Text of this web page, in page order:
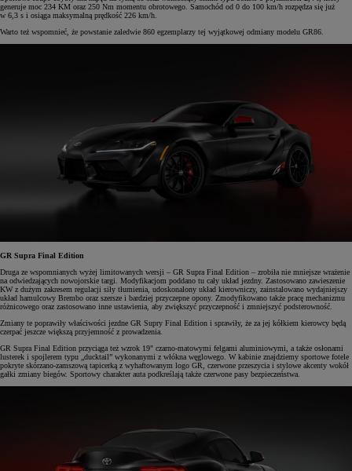
generuje moc 234 KM oraz 250 Nm momentu obrotowego. Samochód od 0 do 100 km/h rozpędza się już
w 6,3 s i osiąga maksymalną prędkość 226 km/h.
Warto też wspomnieć, że powstanie zaledwie 860 egzemplarzy tej wyjątkowej odmiany modelu GR86.
GR Supra Final Edition
Druga ze wspomnianych wyżej limitowanych wersji – GR Supra Final Edition – zrobiła nie mniejsze wrażenie
na odwiedzających nowojorskie targi. Modyfikacjom poddano tu cały układ jezdny. Zastosowano zawieszenie
KW z dużym zakresem regulacji siły tłumienia, udoskonalony układ kierowniczy, zainstalowano wydajniejszy
układ hamulcowy Brembo oraz szersze i bardziej przyczepne opony. Zmodyfikowano także pracę mechanizmu
różnicowego oraz zastosowano inne ustawienia, aby zwiększyć przyczepność i zmniejszyć podsterowność.
Zmiany te poprawiły właściwości jezdne GR Supry Final Edition i sprawiły, że za jej kółkiem kierowcy będą
czerpać jeszcze większą przyjemność z prowadzenia.
GR Supra Final Edition przyciąga też wzrok 19" czarno-matowymi felgami aluminiowymi, a także osłonami
lusterek i spojlerem typu „ducktail” wykonanymi z włókna węglowego. W kabinie znajdziemy sportowe fotele
pokryte skórzano-zamszową tapicerką z wyhaftowanym logo GR, czerwone przeszycia i stylowe akcenty wokół
gałki zmiany biegów. Sportowy charakter auta podkreślają także czerwone pasy bezpieczeństwa.